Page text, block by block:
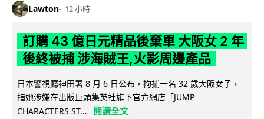
Lawton 12 小時
訂購 43 億日元精品後棄單 大阪女 2 年
後終被捕 涉海賊王,火影周邊產品
日本警視廳神田署 8 月 6 日公布，拘捕一名 32 歲大阪女子，
指她涉嫌在出版巨頭集英社旗下官方網店「JUMP
CHARACTERS ST...
閱讀全文